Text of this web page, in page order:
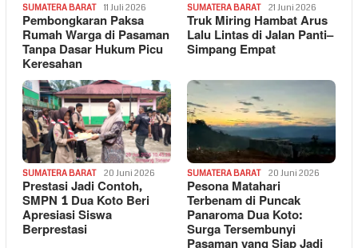
SUMATERA BARAT 11 Juli 2026
Pembongkaran Paksa
Rumah Warga di Pasaman
Tanpa Dasar Hukum Picu
Keresahan
SUMATERA BARAT 21 Juni 2026
Truk Miring Hambat Arus
Lalu Lintas di Jalan Panti–
Simpang Empat
SUMATERA BARAT 20 Juni 2026
Prestasi Jadi Contoh,
SMPN 1 Dua Koto Beri
Apresiasi Siswa
Berprestasi
SUMATERA BARAT 20 Juni 2026
Pesona Matahari
Terbenam di Puncak
Panaroma Dua Koto:
Surga Tersembunyi